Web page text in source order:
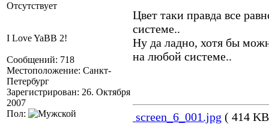
Отсутствует
I Love YaBB 2!
Сообщений: 718
Местоположение: Санкт-
Петербург
Зарегистрирован: 26. Октября
2007
Пол:
Цвет таки правда все
системе..
Ну да ладно, хотя бы
на любой системе..
screen_6_001.jpg ( 414